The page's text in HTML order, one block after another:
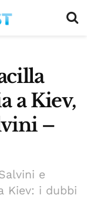
a Kiev,
–
e
Kiev: i dubbi